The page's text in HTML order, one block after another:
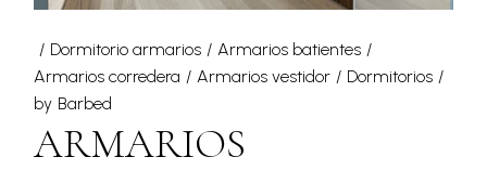
Dormitorio armarios
Armarios batientes
Armarios corredera
Armarios vestidor
Dormitorios
by Barbed
ARMARIOS